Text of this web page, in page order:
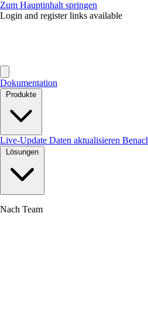
Zum Hauptinhalt springen
Login and register links available
Dokumentation
Produkte
Live-Update Daten aktualisieren
Lösungen
Nach Team